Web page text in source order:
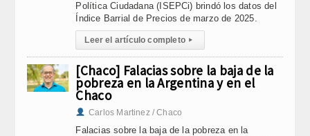
Política Ciudadana (ISEPCi) brindó los datos del
Índice Barrial de Precios de marzo de 2025.
Leer el artículo completo ▸
[Chaco] Falacias sobre la baja de la
pobreza en la Argentina y en el
Chaco
Carlos Martinez / Chaco
Falacias sobre la baja de la pobreza en la